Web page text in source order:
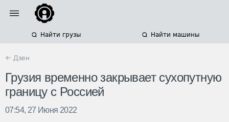
Найти грузы Найти машины
← Дзен
Грузия временно закрывает сухопутную
границу с Россией
07:54, 27 Июня 2022